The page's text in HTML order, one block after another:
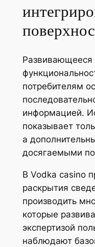
Развивающееся
потребителям
информацией.
показывает
а
досягаемыми
В Vodka casino
раскрытия
производить
которые
экспертизой
наблюдают